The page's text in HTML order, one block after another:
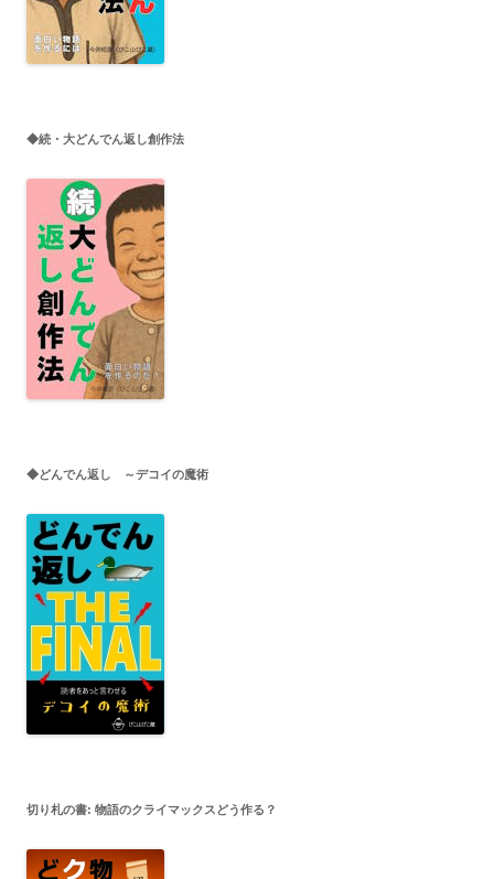
◆続・大どんでん返し創作法
◆どんでん返し ～デコイの魔術
切り札の書: 物語のクライマックスどう作る？